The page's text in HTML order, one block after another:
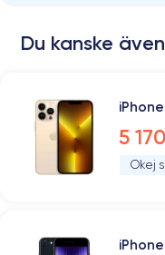
Du kanske
5
Okej